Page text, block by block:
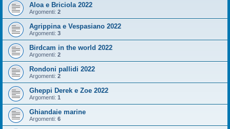
Aloa e Briciola 2022
Argomenti: 2
Agrippina e Vespasiano 2022
Argomenti: 3
Birdcam in the world 2022
Argomenti: 2
Rondoni pallidi 2022
Argomenti: 2
Gheppi Derek e Zoe 2022
Argomenti: 1
Ghiandaie marine
Argomenti: 6